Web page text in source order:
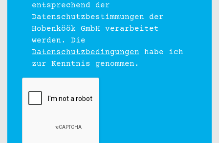
entsprechend der
Datenschutzbestimmungen der
Hobenköök GmbH verarbeitet
werden. Die
Datenschutzbedingungen habe ich
zur Kenntnis genommen.